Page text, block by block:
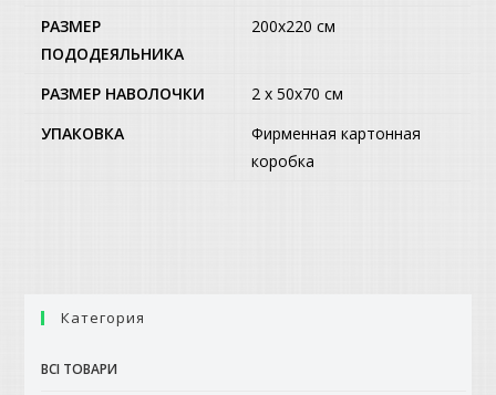
РАЗМЕР
ПОДОДЕЯЛЬНИКА
200х220 см
РАЗМЕР НАВОЛОЧКИ
2 x 50х70 см
УПАКОВКА
Фирменная картонная
коробка
Категория
ВСІ ТОВАРИ